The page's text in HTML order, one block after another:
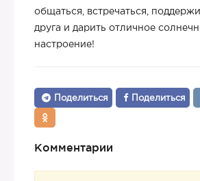
общаться, встречаться,
друга и дарить отличное
настроение!
Поделиться Поделиться
Комментарии